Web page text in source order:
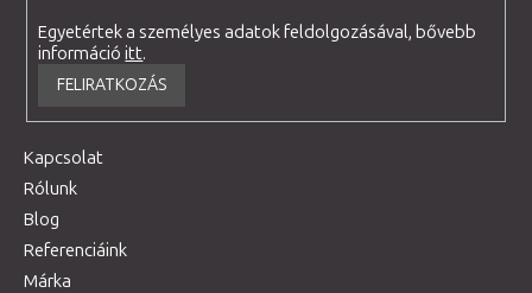
Egyetértek a személyes adatok feldolgozásával, bővebb
információitt.
FELIRATKOZÁS
Kapcsolat
Rólunk
Blog
Referenciáink
Márka